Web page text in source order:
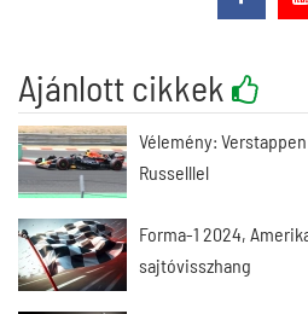
Ajánlott cikkek
Vélemény:
Russelllel
Forma-1 2024,
sajtóvisszhang